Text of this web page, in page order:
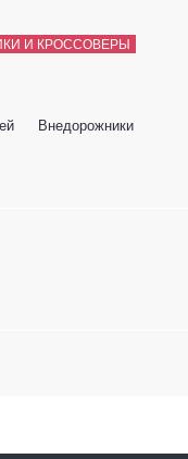
И КРОССОВЕРЫ
Внедорожники